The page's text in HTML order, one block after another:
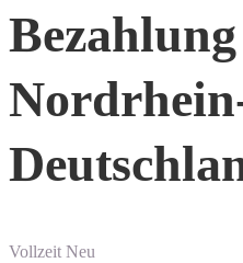
Vollzeit Neu